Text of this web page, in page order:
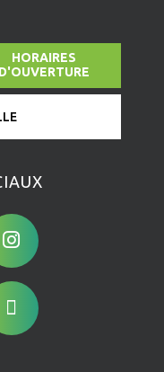
HORAIRES
D'OUVERTURE